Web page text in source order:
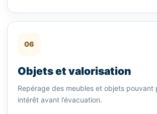
06
Objets et valorisation
Repérage des meubles et objets pouvant
intérêt avant l’évacuation.